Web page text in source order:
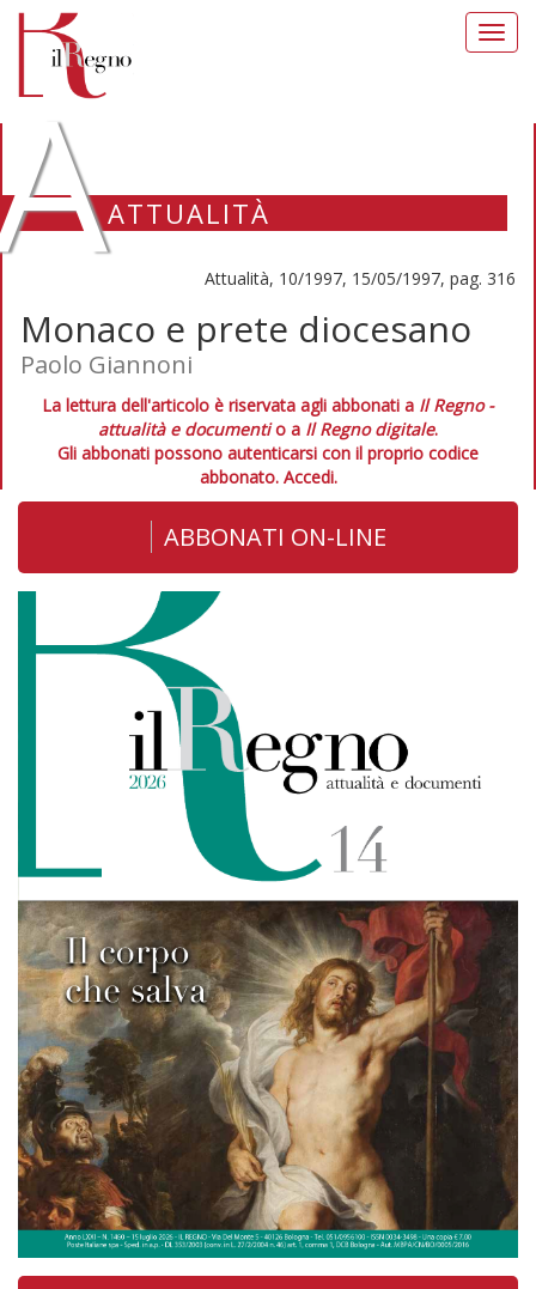
ATTUALITÀ
Attualità, 10/1997, 15/05/1997, pag. 316
Monaco e prete diocesano
Paolo Giannoni
La lettura dell'articolo è riservata agli abbonati a Il Regno -
attualità e documentio a Il Regno digitale.
Gli abbonati possono autenticarsi con il proprio codice
abbonato. Accedi.
ABBONATI ON-LINE